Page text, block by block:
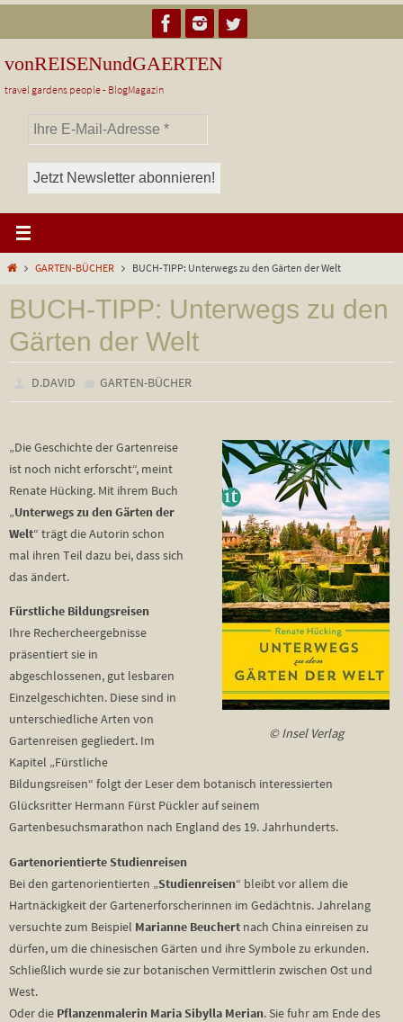
Inhalt
springen
vonREISENundGAERTEN
travel gardens people - BlogMagazin
StartGARTEN-BÜCHER BUCH-TIPP: Unterwegs zu den Gärten der Welt
BUCH-TIPP: Unterwegs zu den
Gärten der Welt
D.DAVID GARTEN-BÜCHER
© Insel Verlag
„Die Geschichte der Gartenreise
ist noch nicht erforscht“, meint
Renate Hücking. Mit ihrem Buch
„Unterwegs zu den Gärten der
Welt“ trägt die Autorin schon
mal ihren Teil dazu bei, dass sich
das ändert.
Fürstliche Bildungsreisen
Ihre Rechercheergebnisse
präsentiert sie in
abgeschlossenen, gut lesbaren
Einzelgeschichten. Diese sind in
unterschiedliche Arten von
Gartenreisen gegliedert. Im
Kapitel „Fürstliche
Bildungsreisen“ folgt der Leser dem botanisch interessierten
Glücksritter Hermann Fürst Pückler auf seinem
Gartenbesuchsmarathon nach England des 19. Jahrhunderts.
Gartenorientierte Studienreisen
Bei den gartenorientierten „Studienreisen“ bleibt vor allem die
Hartnäckigkeit der Gartenerforscherinnen im Gedächtnis. Jahrelang
versuchte zum Beispiel Marianne Beuchert nach China einreisen zu
dürfen, um die chinesischen Gärten und ihre Symbole zu erkunden.
Schließlich wurde sie zur botanischen Vermittlerin zwischen Ost und
West.
Oder die Pflanzenmalerin Maria Sibylla Merian. Sie fuhr am Ende des